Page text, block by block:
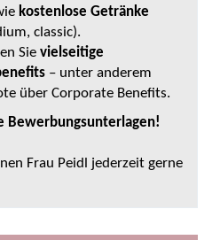
kostenlose Getränke
classic).
Sie vielseitige
– unter anderem
über Corporate Benefits.
Bewerbungsunterlagen!
Frau Peidl jederzeit gerne